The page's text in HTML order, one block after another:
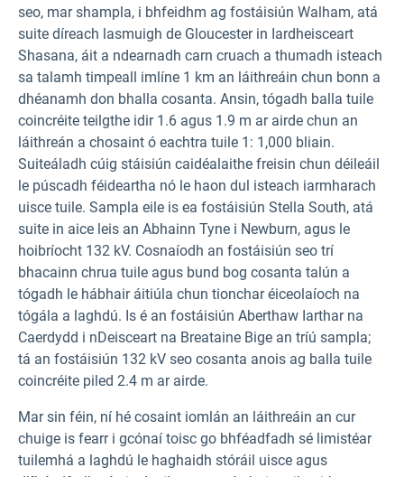
seo, mar shampla, i bhfeidhm ag fostáisiún Walham, atá
suite díreach lasmuigh de Gloucester in Iardheisceart
Shasana, áit a ndearnadh carn cruach a thumadh isteach
sa talamh timpeall imlíne 1 km an láithreáin chun bonn a
dhéanamh don bhalla cosanta. Ansin, tógadh balla tuile
coincréite teilgthe idir 1.6 agus 1.9 m ar airde chun an
láithreán a chosaint ó eachtra tuile 1: 1,000 bliain.
Suiteáladh cúig stáisiún caidéalaithe freisin chun déileáil
le púscadh féideartha nó le haon dul isteach iarmharach
uisce tuile. Sampla eile is ea fostáisiún Stella South, atá
suite in aice leis an Abhainn Tyne i Newburn, agus le
hoibríocht 132 kV. Cosnaíodh an fostáisiún seo trí
bhacainn chrua tuile agus bund bog cosanta talún a
tógadh le hábhair áitiúla chun tionchar éiceolaíoch na
tógála a laghdú. Is é an fostáisiún Aberthaw Iarthar na
Caerdydd i nDeisceart na Breataine Bige an tríú sampla;
tá an fostáisiún 132 kV seo cosanta anois ag balla tuile
coincréite piled 2.4 m ar airde.
Mar sin féin, ní hé cosaint iomlán an láithreáin an cur
chuige is fearr i gcónaí toisc go bhféadfadh sé limistéar
tuilemhá a laghdú le haghaidh stóráil uisce agus